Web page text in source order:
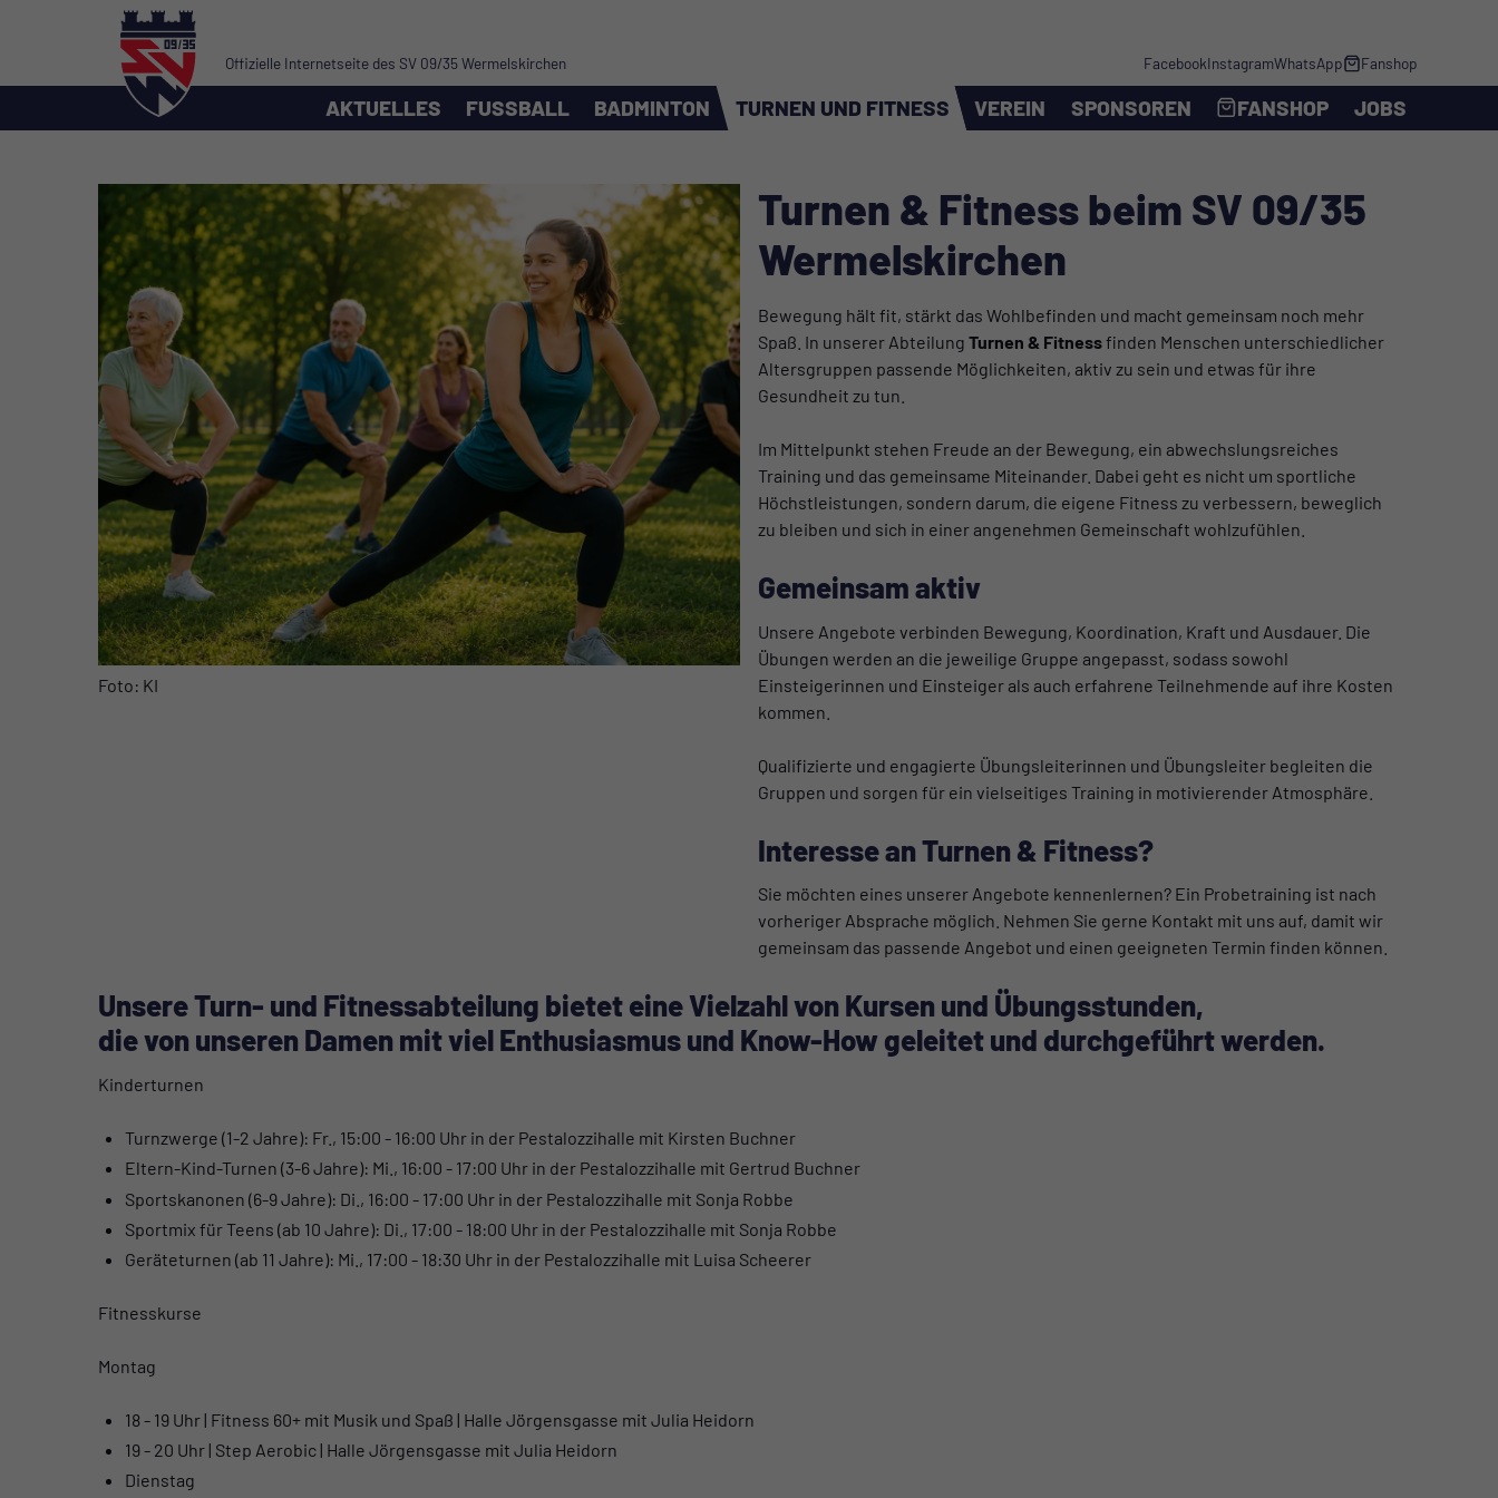
Offizielle Internetseite des SV 09/35 Wermelskirchen FacebookInstagramWhatsApp Fanshop
AKTUELLES FUSSBALL BADMINTON TURNEN UND FITNESS VEREIN SPONSOREN FANSHOP JOBS
Foto: KI
Turnen & Fitness beim SV 09/35
Wermelskirchen
Bewegung hält fit, stärkt das Wohlbefinden und macht gemeinsam noch mehr
Spaß. In unserer Abteilung Turnen & Fitnessfinden Menschen unterschiedlicher
Altersgruppen passende Möglichkeiten, aktiv zu sein und etwas für ihre
Gesundheit zu tun.
Im Mittelpunkt stehen Freude an der Bewegung, ein abwechslungsreiches
Training und das gemeinsame Miteinander. Dabei geht es nicht um sportliche
Höchstleistungen, sondern darum, die eigene Fitness zu verbessern, beweglich
zu bleiben und sich in einer angenehmen Gemeinschaft wohlzufühlen.
Gemeinsam aktiv
Unsere Angebote verbinden Bewegung, Koordination, Kraft und Ausdauer. Die
Übungen werden an die jeweilige Gruppe angepasst, sodass sowohl
Einsteigerinnen und Einsteiger als auch erfahrene Teilnehmende auf ihre Kosten
kommen.
Qualifizierte und engagierte Übungsleiterinnen und Übungsleiter begleiten die
Gruppen und sorgen für ein vielseitiges Training in motivierender Atmosphäre.
Interesse an Turnen & Fitness?
Sie möchten eines unserer Angebote kennenlernen? Ein Probetraining ist nach
vorheriger Absprache möglich. Nehmen Sie gerne Kontakt mit uns auf, damit wir
gemeinsam das passende Angebot und einen geeigneten Termin finden können.
Unsere Turn- und Fitnessabteilung bietet eine Vielzahl von Kursen und Übungsstunden,
die von unseren Damen mit viel Enthusiasmus und Know-How geleitet und durchgeführt werden.
Kinderturnen
Turnzwerge (1-2 Jahre): Fr., 15:00 - 16:00 Uhr in der Pestalozzihalle mit Kirsten Buchner
Eltern-Kind-Turnen (3-6 Jahre): Mi., 16:00 - 17:00 Uhr in der Pestalozzihalle mit Gertrud Buchner
Sportskanonen (6-9 Jahre): Di., 16:00 - 17:00 Uhr in der Pestalozzihalle mit Sonja Robbe
Sportmix für Teens (ab 10 Jahre): Di., 17:00 - 18:00 Uhr in der Pestalozzihalle mit Sonja Robbe
Geräteturnen (ab 11 Jahre): Mi., 17:00 - 18:30 Uhr in der Pestalozzihalle mit Luisa Scheerer
Fitnesskurse
Montag
18 - 19 Uhr | Fitness 60+ mit Musik und Spaß | Halle Jörgensgasse mit Julia Heidorn
19 - 20 Uhr | Step Aerobic | Halle Jörgensgasse mit Julia Heidorn
Dienstag